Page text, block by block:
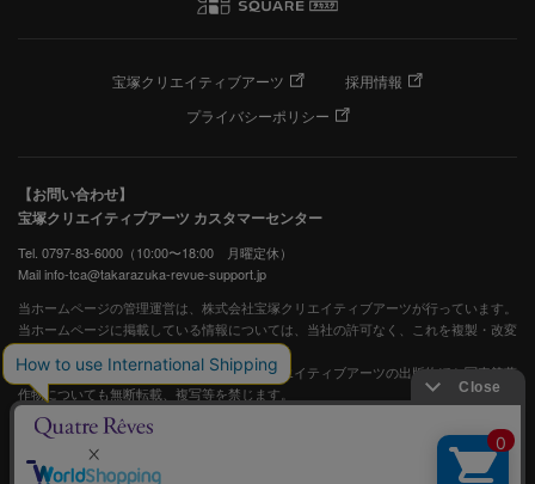
宝塚クリエイティブアーツ
採用情報
プライバシーポリシー
【お問い合わせ】
宝塚クリエイティブアーツ カスタマーセンター
Tel. 0797-83-6000（10:00〜18:00 月曜定休）
Mail info-tca@takarazuka-revue-support.jp
当ホームページの管理運営は、株式会社宝塚クリエイティブアーツが行っています。
当ホームページに掲載している情報については、当社の許可なく、これを複製・改変
することを固く禁止します。
また、阪急電鉄並びに宝塚歌劇団、宝塚クリエイティブアーツの出版物ほか写真等著
作物についても無断転載、複写等を禁じます。
宝塚歌劇公式ホームページ
JASRAC許諾番号：S0507081515